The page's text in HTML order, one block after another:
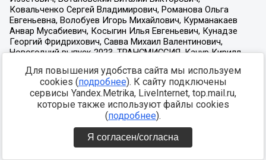
Для повышения удобства сайта мы используем
cookies (подробнее). К сайту подключены
сервисы Yandex.Metrika, LiveInternet, top.mail.ru,
которые также используют файлы cookies
(подробнее).
Я согласен/согласна